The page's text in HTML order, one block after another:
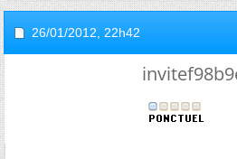
26/01/2012, 22h42